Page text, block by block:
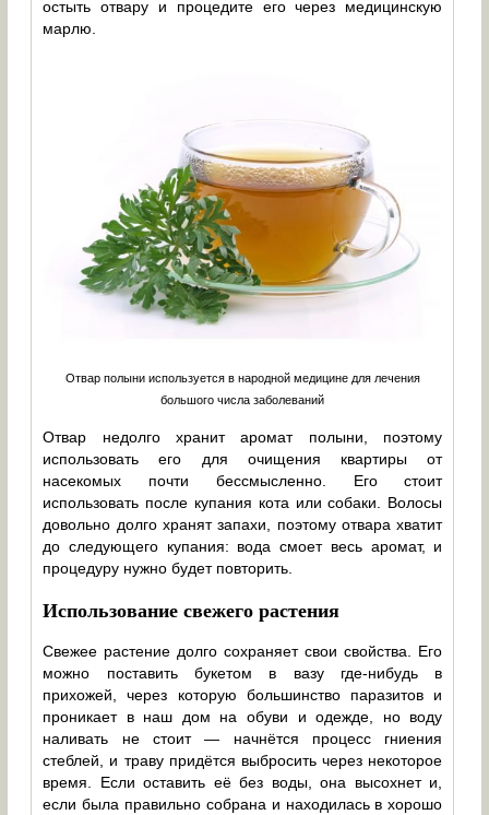
остыть отвару и процедите его через медицинскую
марлю.
Отвар полыни используется в народной медицине для лечения
большого числа заболеваний
Отвар недолго хранит аромат полыни, поэтому
использовать его для очищения квартиры от
насекомых почти бессмысленно. Его стоит
использовать после купания кота или собаки. Волосы
довольно долго хранят запахи, поэтому отвара хватит
до следующего купания: вода смоет весь аромат, и
процедуру нужно будет повторить.
Использование свежего растения
Свежее растение долго сохраняет свои свойства. Его
можно поставить букетом в вазу где-нибудь в
прихожей, через которую большинство паразитов и
проникает в наш дом на обуви и одежде, но воду
наливать не стоит — начнётся процесс гниения
стеблей, и траву придётся выбросить через некоторое
время. Если оставить её без воды, она высохнет и,
если была правильно собрана и находилась в хорошо